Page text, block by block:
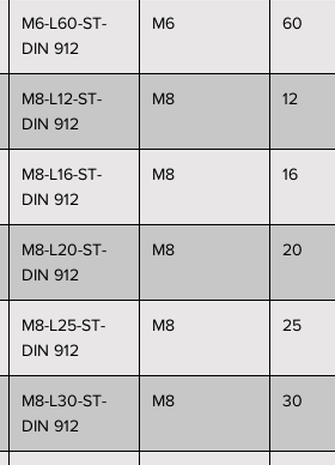
M6-L60-ST-
DIN 912
M6 60
M8-L12-ST-
DIN 912
M8 12
M8-L16-ST-
DIN 912
M8 16
M8-L20-ST-
DIN 912
M8 20
M8-L25-ST-
DIN 912
M8 25
M8-L30-ST-
DIN 912
M8 30